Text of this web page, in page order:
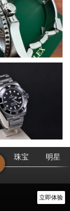
珠宝 明星
立即体验